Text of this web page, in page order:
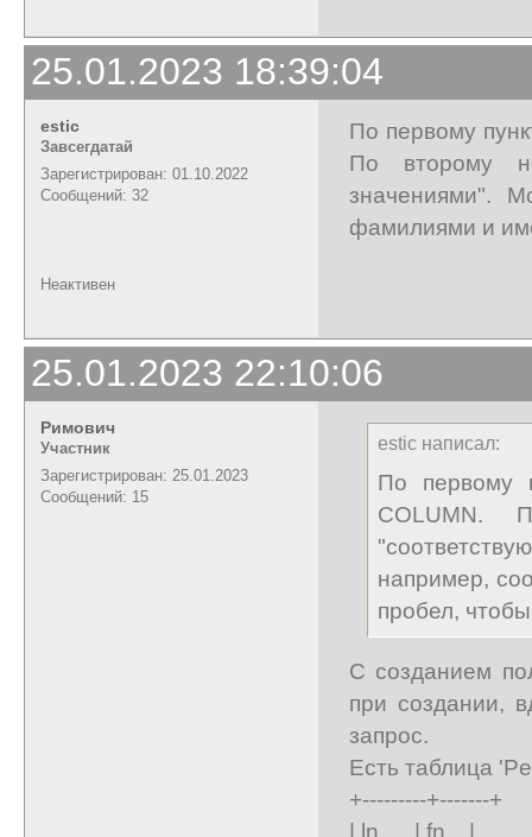
25.01.2023 18:39:04
estic
Завсегдатай
Зарегистрирован: 01.10.2022
Сообщений: 32
По первому
По второму
значениями".
фамилиями и
Неактивен
25.01.2023 22:10:06
Римович
Участник
Зарегистрирован: 25.01.2023
Сообщений: 15
estic написал:
По первому
COLUMN.
например,
пробел,
С созданием
при создании,
запрос.
Есть таблица
+---------+-------+
| ln | fn |